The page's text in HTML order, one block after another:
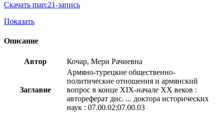
Скачать marc21-запись
Показать
Описание
Автор Кочар, Мери Рачиевна
Заглавие
Армяно-турецкие общественно-
политические отношения и армянский
вопрос в конце XIX-начале XX веков :
автореферат дис. ... доктора исторических
наук : 07.00.02;07.00.03